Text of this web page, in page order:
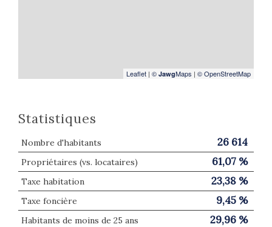
Leaflet | © JawgMaps | © OpenStreetMap
Statistiques
Nombre d'habitants 26 614
Propriétaires (vs. locataires) 61,07 %
Taxe habitation 23,38 %
Taxe foncière 9,45 %
Habitants de moins de 25 ans 29,96 %